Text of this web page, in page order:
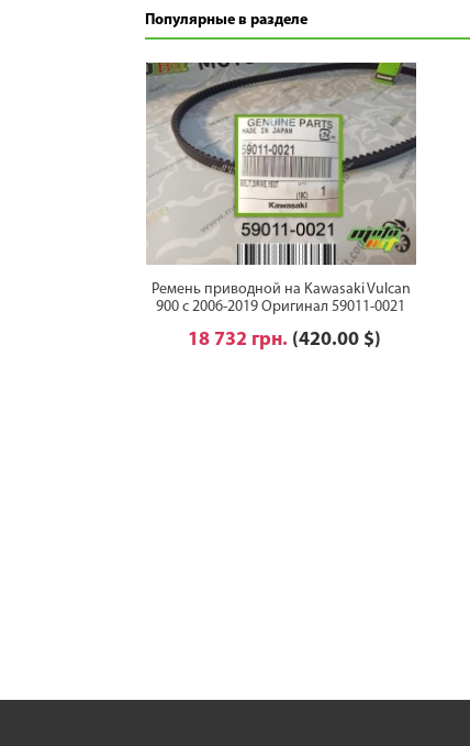
Популярные в разделе
Ремень приводной на Kawasaki Vulcan
900 с 2006-2019 Оригинал 59011-0021
18 732 грн. (420.00 $)